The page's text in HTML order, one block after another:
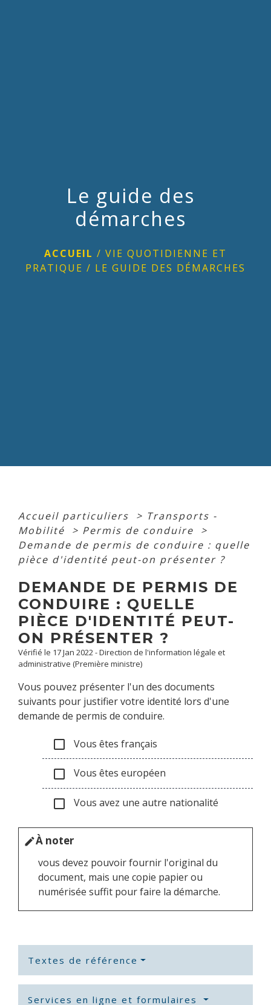
Le guide des
démarches
ACCUEIL / VIE QUOTIDIENNE ET
PRATIQUE / LE GUIDE DES DÉMARCHES
Accueil particuliers > Transports -
Mobilité
> Permis de conduire
>
Demande de permis de conduire : quelle
pièce d'identité peut-on présenter ?
DEMANDE DE PERMIS DE
CONDUIRE : QUELLE
PIÈCE D'IDENTITÉ PEUT-
ON PRÉSENTER ?
Vérifié le 17 Jan 2022 - Direction de l'information légale et
administrative (Première ministre)
Vous pouvez présenter l'un des documents
suivants pour justifier votre identité lors d'une
demande de permis de conduire.
check_box_outline_blank Vous êtes français
check_box_outline_blank Vous êtes européen
check_box_outline_blank Vous avez une autre nationalité
editÀ noter
vous devez pouvoir fournir l'original du
document, mais une copie papier ou
numérisée suffit pour faire la démarche.
Textes de référence
Services en ligne et formulaires